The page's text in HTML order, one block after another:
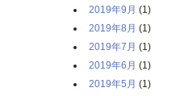
2019年9月 (1)
2019年8月 (1)
2019年7月 (1)
2019年6月 (1)
2019年5月 (1)